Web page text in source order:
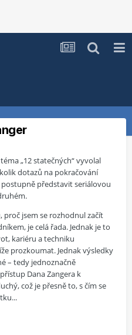
„12 statečných“ vyvolal
dotazů na pokračování
představit seriálovou
proč jsem se rozhodnul začít
je celá řada. Jednak je to
kariéru a techniku
prozkoumat. Jednak výsledky
– tedy jednoznačně
Dana Zangera k
což je přesně to, s čím se